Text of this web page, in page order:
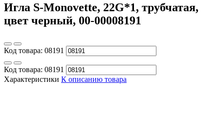
Игла S-Monovette, 22G*1, трубчатая,
цвет черный, 00-00008191
Код товара: 08191
Код товара: 08191
Характеристики К описанию товара